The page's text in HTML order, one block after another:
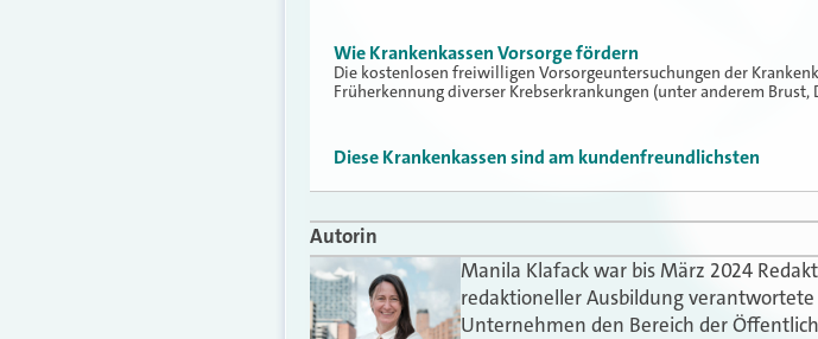
Wie Krankenkassen Vorsorge fördern
Die kostenlosen freiwilligen Vorsorgeuntersuchungen der
Früherkennung diverser Krebserkrankungen (unter anderem Brust,
Diese Krankenkassen sind am kundenfreundlichsten
Autorin
Manila Klafack war bis März 2024
redaktioneller Ausbildung
Unternehmen den Bereich der